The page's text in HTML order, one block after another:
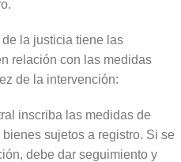
la justicia tiene las
relación con las medidas
de la intervención:
inscriba las medidas de
sujetos a registro. Si se
debe dar seguimiento y